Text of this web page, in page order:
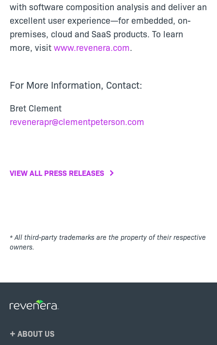
with software composition analysis and deliver an
excellent user experience—for embedded, on-
premises, cloud and SaaS products. To learn
more, visit www.revenera.com.
For More Information, Contact:
Bret Clement
revenerapr@clementpeterson.com
VIEW ALL PRESS RELEASES
* All third-party trademarks are the property of their respective
owners.
Footer
ABOUT US